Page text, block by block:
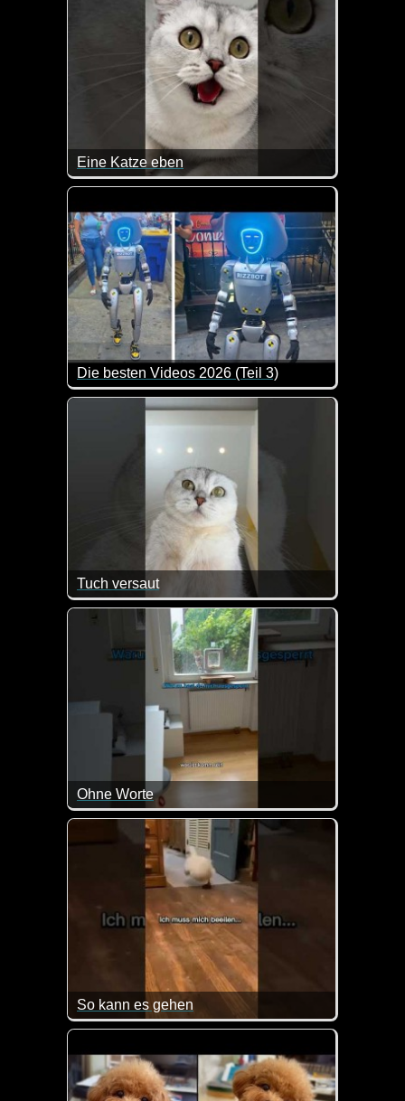
Eine Katze eben
Da gibt man Geld für ein tolles Geschenk für die
Die besten Videos 2026 (Teil 3)
Eine tolle Zusammenstellung von lustigen
Tuch versaut
So ein Mist, jetzt hat die Katze mit den Pfoten das
Ohne Worte
Hauptsache Alarm gemacht bis Frauchen kommt :-)
So kann es gehen
Vielleicht ist das dem ein oder anderen auch